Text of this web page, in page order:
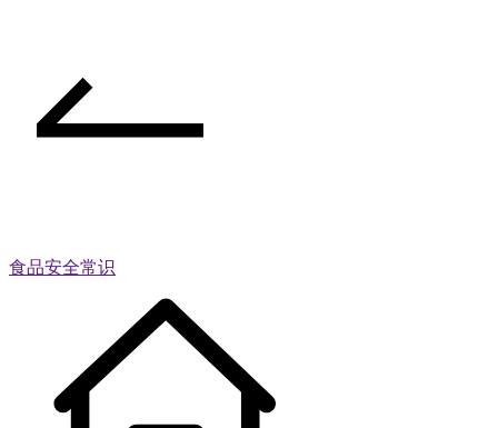
食品安全常识